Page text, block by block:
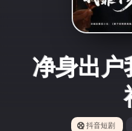
净身出户
抖音短剧